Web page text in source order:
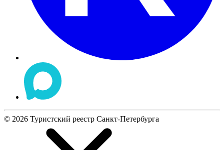
© 2026 Туристский реестр Санкт-Петербурга